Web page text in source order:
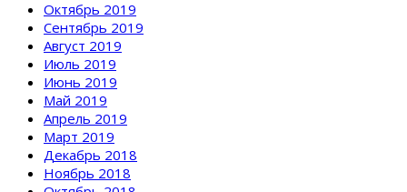
Октябрь 2019
Сентябрь 2019
Август 2019
Июль 2019
Июнь 2019
Май 2019
Апрель 2019
Март 2019
Декабрь 2018
Ноябрь 2018